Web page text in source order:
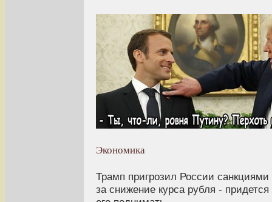
Экономика
Трамп пригрозил России санкциями
за снижение курса рубля - придется